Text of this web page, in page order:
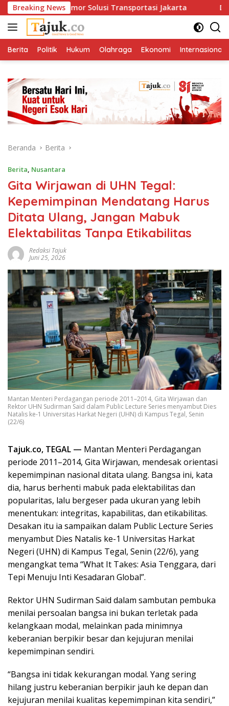
Langsung
ke
konten
Breaking News
Satu Nomor Solusi Transportasi Jakarta Di Antara
Berita Politik Hukum Olahraga Ekonomi Internasional
Beranda Berita
Berita, Nusantara
Gita Wirjawan di UHN Tegal:
Kepemimpinan Mendatang Harus
Ditata Ulang, Jangan Mabuk
Elektabilitas Tanpa Etikabilitas
Redaksi Tajuk
Juni 25, 2026
Mantan Menteri Perdagangan periode 2011–2014, Gita Wirjawan dan
Rektor UHN Sudirman Said dalam Public Lecture Series menyambut Dies
Natalis ke-1 Universitas Harkat Negeri (UHN) di Kampus Tegal, Senin
(22/6)
Tajuk.co, TEGAL — Mantan Menteri Perdagangan
periode 2011–2014, Gita Wirjawan, mendesak orientasi
kepemimpinan nasional ditata ulang. Bangsa ini, kata
dia, harus berhenti mabuk pada elektabilitas dan
popularitas, lalu bergeser pada ukuran yang lebih
menentukan: integritas, kapabilitas, dan etikabilitas.
Desakan itu ia sampaikan dalam Public Lecture Series
menyambut Dies Natalis ke-1 Universitas Harkat
Negeri (UHN) di Kampus Tegal, Senin (22/6), yang
mengangkat tema “What It Takes: Asia Tenggara, dari
Tepi Menuju Inti Kesadaran Global”.
Rektor UHN Sudirman Said dalam sambutan pembuka
menilai persoalan bangsa ini bukan terletak pada
kelangkaan modal, melainkan pada minimnya
keberanian berpikir besar dan kejujuran menilai
kepemimpinan sendiri.
“Bangsa ini tidak kekurangan modal. Yang sering
hilang justru keberanian berpikir jauh ke depan dan
kejujuran menilai kualitas kepemimpinan kita sendiri,”